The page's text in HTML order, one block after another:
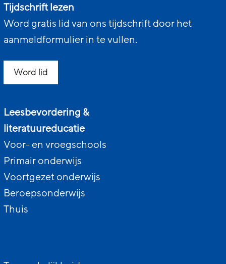
Tijdschrift lezen
Word gratis lid van ons tijdschrift door het
aanmeldformulier in te vullen.
Word lid
Leesbevordering &
literatuureducatie
Voor- en vroegschools
Primair onderwijs
Voortgezet onderwijs
Beroepsonderwijs
Thuis